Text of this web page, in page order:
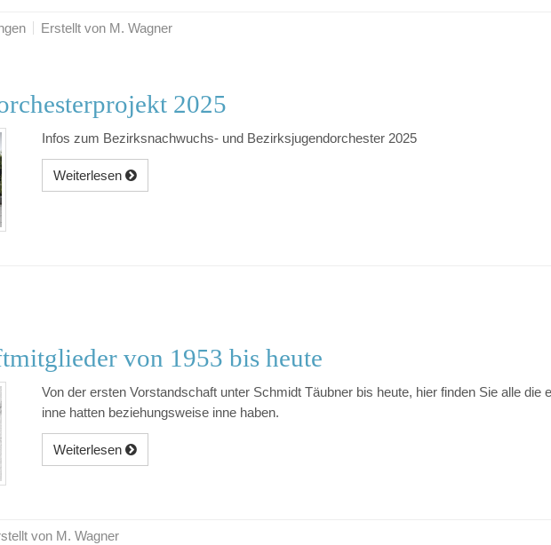
Erstellt von M. Wagner
2025
Infos zum Bezirksnachwuchs- und Bezirksjugendorchester 2025
Weiterlesen
von 1953 bis heute
Von der ersten Vorstandschaft unter Schmidt Täubner bis heute, hier finden Sie alle die
inne hatten beziehungsweise inne haben.
Weiterlesen
von M. Wagner